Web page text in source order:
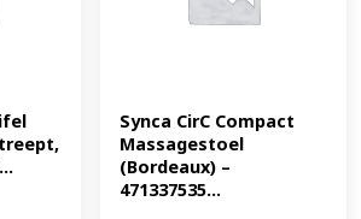
Synca CirC Compact
Massagestoel
(Bordeaux) –
471337535...